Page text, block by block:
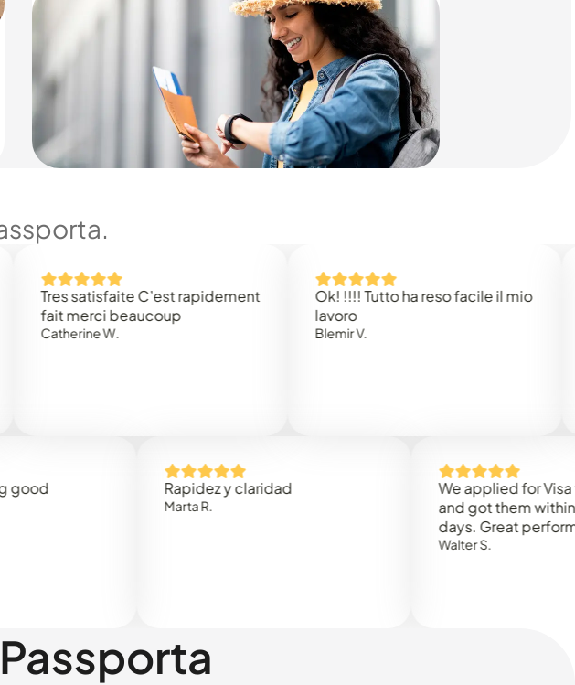
satisfaite C’est rapidement
merci beaucoup
W.
Ok! !!!! Tutto ha reso facile il mio
Blemir V.
Rapidez y claridad
We applied for Visa to
and got them within 3
days. Great performance!
Walter S.